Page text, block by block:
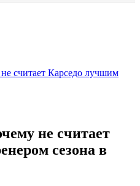
считает Карседо лучшим
не считает
сезона в